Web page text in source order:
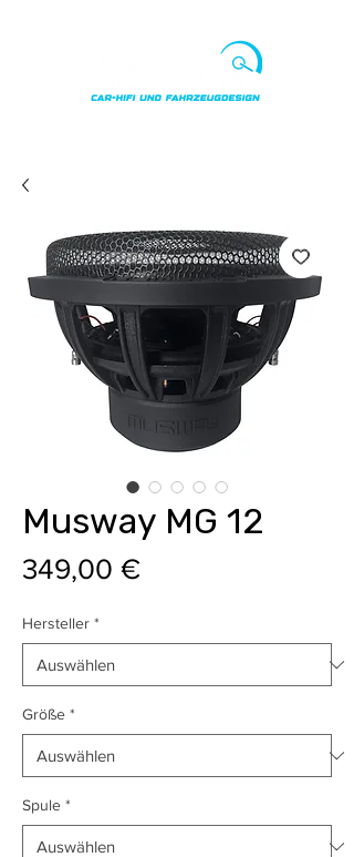
Musway MG 12
349,00 €Preis
Hersteller *
Größe *
Spule *